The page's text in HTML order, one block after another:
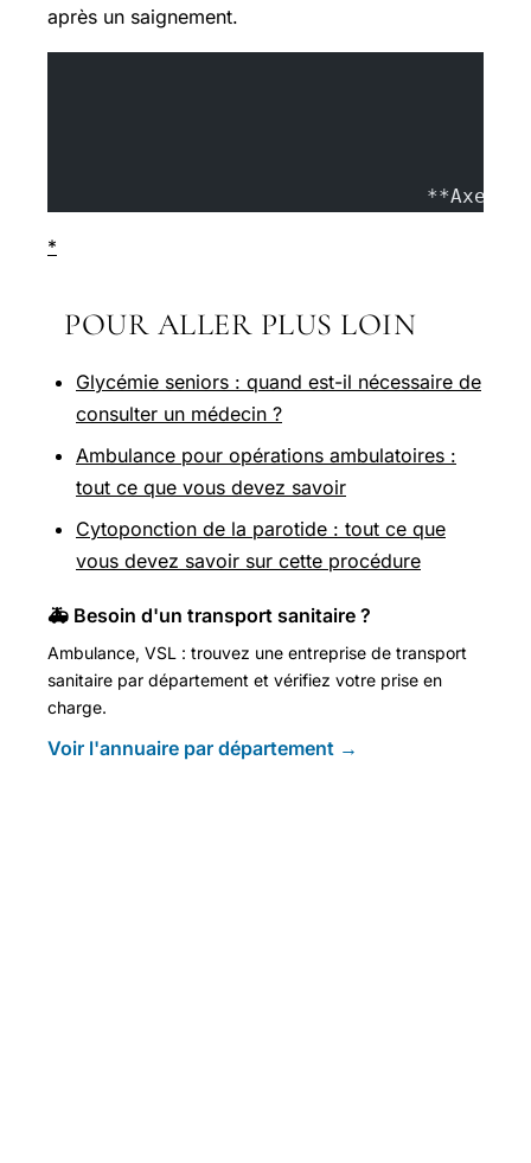
après un saignement.
**Axel
*
POUR ALLER PLUS LOIN
Glycémie seniors : quand est-il nécessaire de
consulter un médecin ?
Ambulance pour opérations ambulatoires :
tout ce que vous devez savoir
Cytoponction de la parotide : tout ce que
vous devez savoir sur cette procédure
🚑 Besoin d'un transport sanitaire ?
Ambulance, VSL : trouvez une entreprise de transport
sanitaire par département et vérifiez votre prise en
charge.
Voir l'annuaire par département →